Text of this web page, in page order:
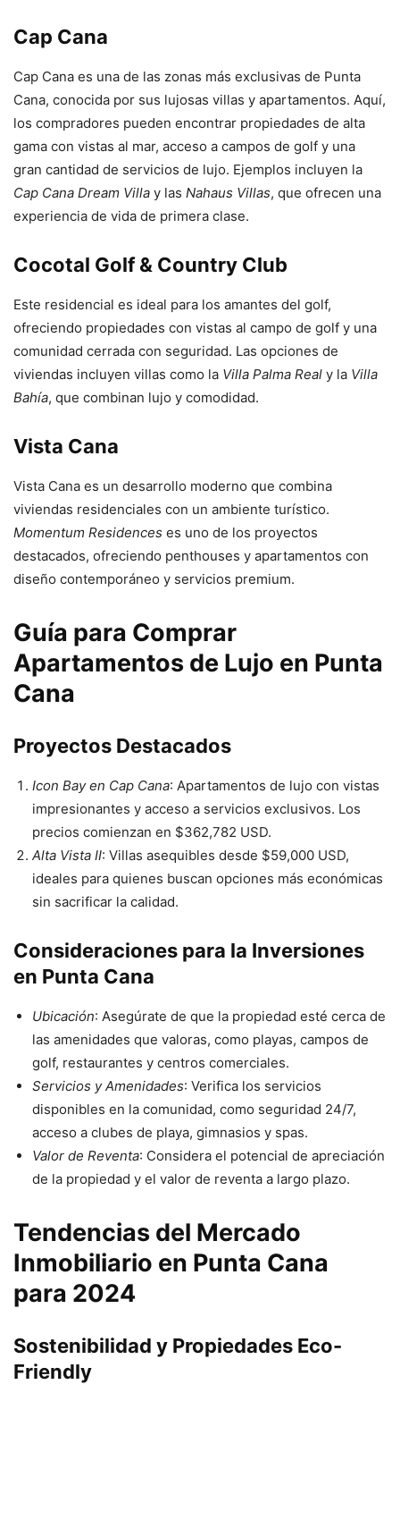
Cap Cana
Cap Cana es una de las zonas más exclusivas de Punta
Cana, conocida por sus lujosas villas y apartamentos. Aquí,
los compradores pueden encontrar propiedades de alta
gama con vistas al mar, acceso a campos de golf y una
gran cantidad de servicios de lujo. Ejemplos incluyen la
Cap Cana Dream Villa y las Nahaus Villas, que ofrecen una
experiencia de vida de primera clase.
Cocotal Golf & Country Club
Este residencial es ideal para los amantes del golf,
ofreciendo propiedades con vistas al campo de golf y una
comunidad cerrada con seguridad. Las opciones de
viviendas incluyen villas como la Villa Palma Real y la Villa
Bahía, que combinan lujo y comodidad.
Vista Cana
Vista Cana es un desarrollo moderno que combina
viviendas residenciales con un ambiente turístico.
Momentum Residences es uno de los proyectos
destacados, ofreciendo penthouses y apartamentos con
diseño contemporáneo y servicios premium.
Guía para Comprar
Apartamentos de Lujo en Punta
Cana
Proyectos Destacados
Icon Bay en Cap Cana: Apartamentos de lujo con vistas
impresionantes y acceso a servicios exclusivos. Los
precios comienzan en $362,782 USD.
Alta Vista II: Villas asequibles desde $59,000 USD,
ideales para quienes buscan opciones más económicas
sin sacrificar la calidad.
Consideraciones para la Inversiones
en Punta Cana
Ubicación: Asegúrate de que la propiedad esté cerca de
las amenidades que valoras, como playas, campos de
golf, restaurantes y centros comerciales.
Servicios y Amenidades: Verifica los servicios
disponibles en la comunidad, como seguridad 24/7,
acceso a clubes de playa, gimnasios y spas.
Valor de Reventa: Considera el potencial de apreciación
de la propiedad y el valor de reventa a largo plazo.
Tendencias del Mercado
Inmobiliario en Punta Cana
para 2024
Sostenibilidad y Propiedades Eco-
Friendly